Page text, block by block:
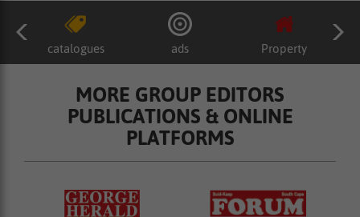
catalogues ads Property
MORE GROUP EDITORS
PUBLICATIONS & ONLINE
PLATFORMS